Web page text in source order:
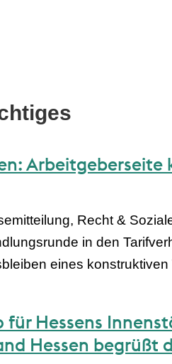
Recht &
in den
eines
für Hessens
Hessen begrüßt